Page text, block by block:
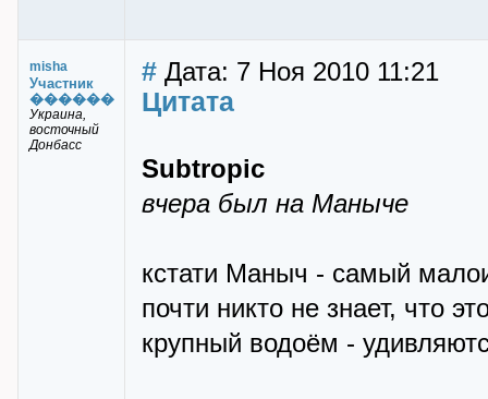
misha
Участник
������
Украина,
восточный
Донбасс
# Дата: 7 Ноя 2010 11:21
Цитата
Subtropic
вчера был на Маныче
кстати Маныч - самый
почти никто не знает, что
крупный водоём -